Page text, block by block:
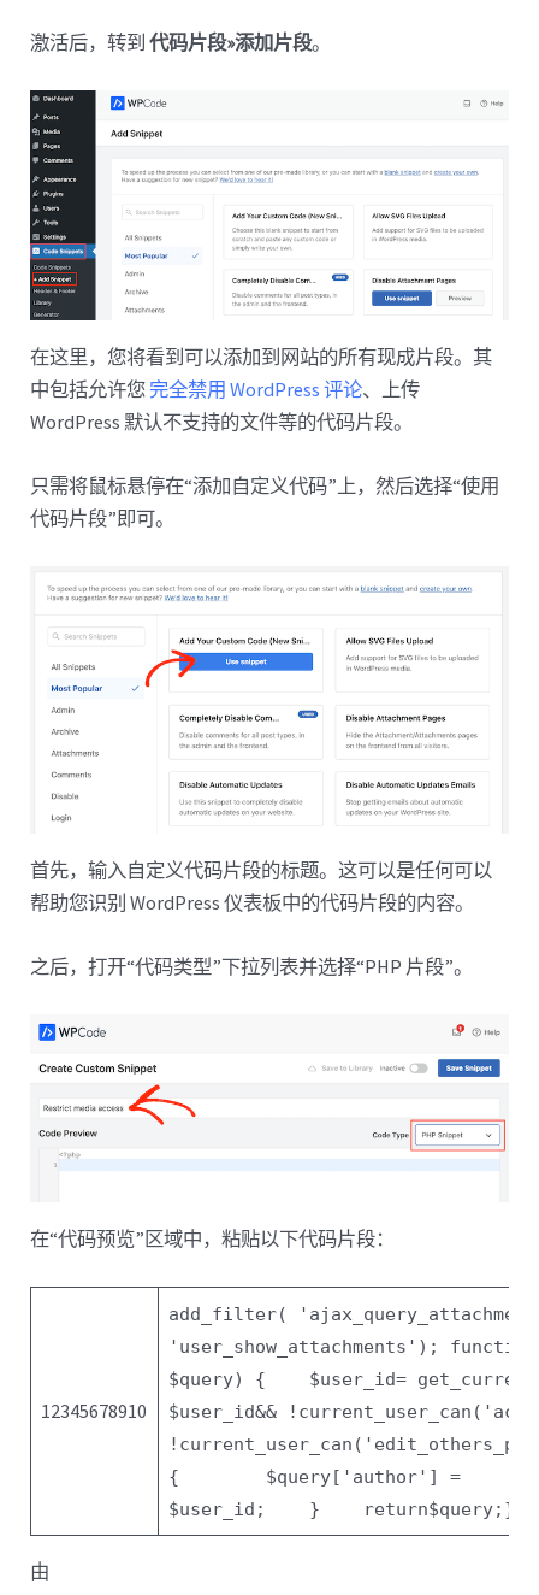
激活后，转到代码片段»添加片段。
在这里，您将看到可以添加到网站的所有现成片段。其
中包括允许您 完全禁用 WordPress 评论、上传
WordPress 默认不支持的文件等的代码片段。
只需将鼠标悬停在“添加自定义代码”上，然后选择“使用
代码片段”即可。
首先，输入自定义代码片段的标题。这可以是任何可以
帮助您识别 WordPress 仪表板中的代码片段的内容。
之后，打开“代码类型”下拉列表并选择“PHP 片段”。
在“代码预览”区域中，粘贴以下代码片段：
12345678910
add_filter(
'user_show_attachments' ); function
$query) { $user_id=
$user_id&& !current_user_can(
{
$query[ 'author' ] =
$user_id ; } return$query; }
由